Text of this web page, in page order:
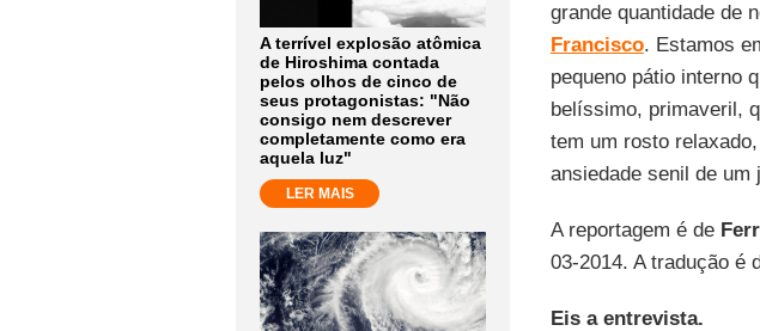
A terrível explosão atômica
de Hiroshima contada
pelos olhos de cinco de
seus protagonistas: "Não
consigo nem descrever
completamente como era
aquela luz"
LER MAIS
grande quantidade de
Francisco. Estamos
pequeno pátio interno
belíssimo, primaveril,
tem um rosto
ansiedade senil de um
A reportagem é de
03-2014. A tradução é
Eis a entrevista.